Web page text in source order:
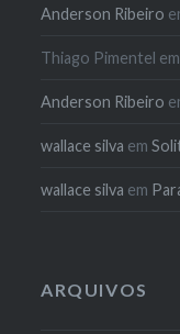
Anderson Ribeiro
Thiago Pimentel
Anderson Ribeiro
wallace silva em
wallace silva em
ARQUIVOS